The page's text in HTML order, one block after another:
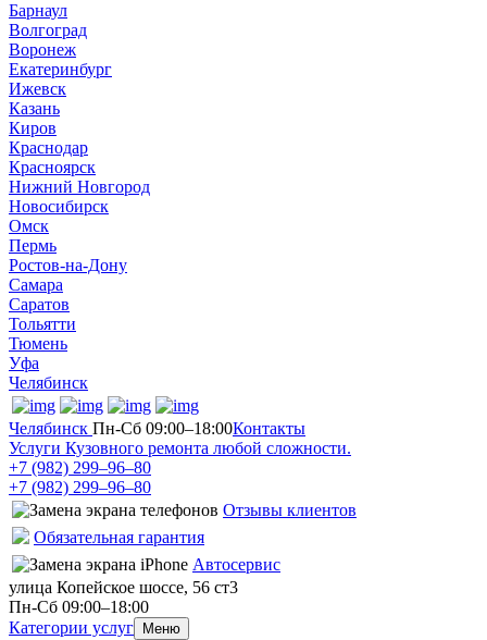
Барнаул
Волгоград
Воронеж
Екатеринбург
Ижевск
Казань
Киров
Краснодар
Красноярск
Нижний Новгород
Новосибирск
Омск
Пермь
Ростов-на-Дону
Самара
Саратов
Тольятти
Тюмень
Уфа
Челябинск
Челябинск Пн-Сб 09:00–18:00Контакты
Услуги Кузовного ремонта любой сложности.
+7 (982) 299‒96‒80
+7 (982) 299‒96‒80
Отзывы клиентов
Обязательная гарантия
Автосервис
улица Копейское шоссе, 56 ст3​
Пн-Сб 09:00–18:00
Категории услуг
Меню